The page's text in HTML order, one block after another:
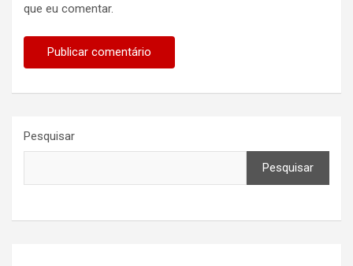
que eu comentar.
Pesquisar
Pesquisar